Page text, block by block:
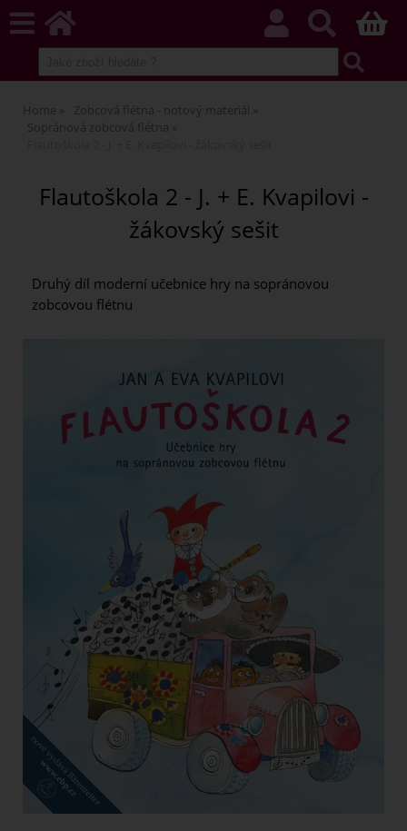
Home
Zobcová flétna - notový materiál
Sopránová zobcová flétna
Flautoškola 2 - J. + E. Kvapilovi -
žákovský sešit
Druhý díl moderní učebnice hry na sopránovou
zobcovou flétnu